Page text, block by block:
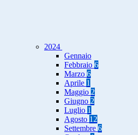
2024
Gennaio
Febbraio 6
Marzo 6
Aprile 1
Maggio 2
Giugno 2
Luglio 1
Agosto 12
Settembre 6